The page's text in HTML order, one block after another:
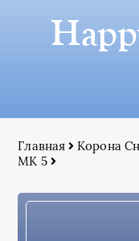
Главная
Корона
МК 5